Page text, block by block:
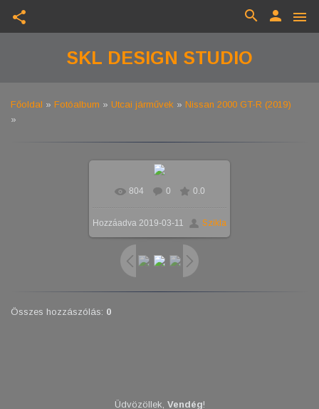
share menu
person
search
SKL DESIGN STUDIO
Főoldal » Fotóalbum » Utcai járművek » Nissan 2000 GT-R (2019)
»
Valós méretben 1024x576
160.3Kb
804 0 0.0
Hozzáadva 2019-03-11 Szikla
Összes hozzászólás: 0
Üdvözöllek Vendég!